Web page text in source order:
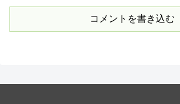
コメントを書き込む